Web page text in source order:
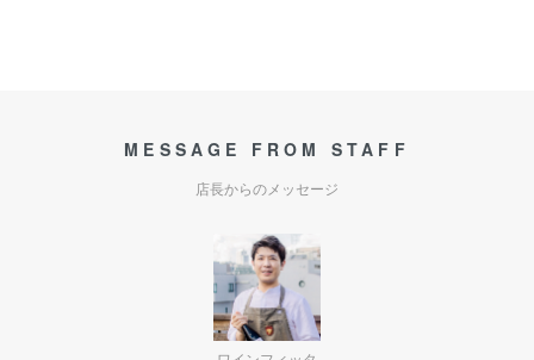
MESSAGE FROM STAFF
店長からのメッセージ